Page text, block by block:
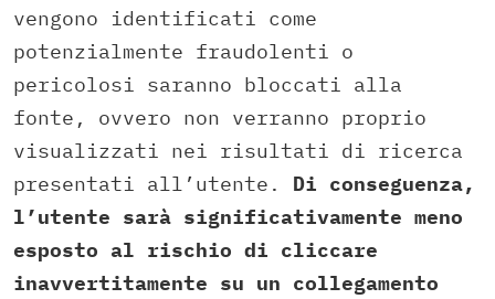
vengono identificati come
potenzialmente fraudolenti o
pericolosi saranno bloccati alla
fonte, ovvero non verranno proprio
visualizzati nei risultati di ricerca
presentati all’utente. Di conseguenza,
l’utente sarà significativamente meno
esposto al rischio di cliccare
inavvertitamente su un collegamento